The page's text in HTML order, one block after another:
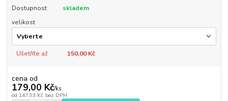
Dostupnost
skladem
velikost
Ušetříte až 150,00 Kč
cena od
179,00 Kč/ks
od 147,93 Kč bez DPH